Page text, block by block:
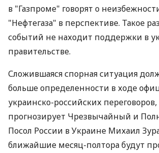
в "Газпроме" говорят о
"Нефтегаза" в перспективе. Такое
событий не находит поддержки в
правительстве.
Сложившаяся спорная ситуация
больше определенности в ходе
украинско-российских
прогнозирует Чрезвычайный и
Посол России в Украине Михаил
ближайшие месяц-полтора будут